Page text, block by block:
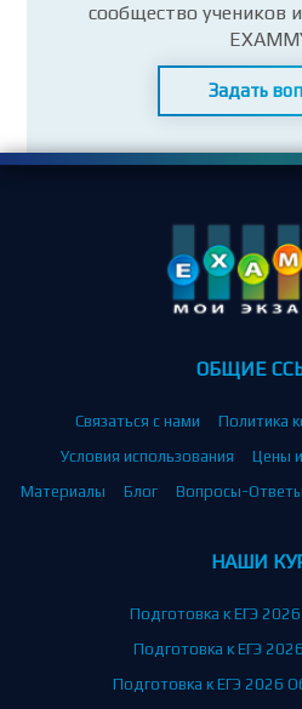
сообщество учеников
Задать
ОБЩИЕ
Связаться с нами
Политика
Условия использования
Цены
Материалы
Блог Вопросы-Ответы
НАШИ
Подготовка к ЕГЭ
Подготовка к ЕГЭ
Подготовка к ЕГЭ 2026